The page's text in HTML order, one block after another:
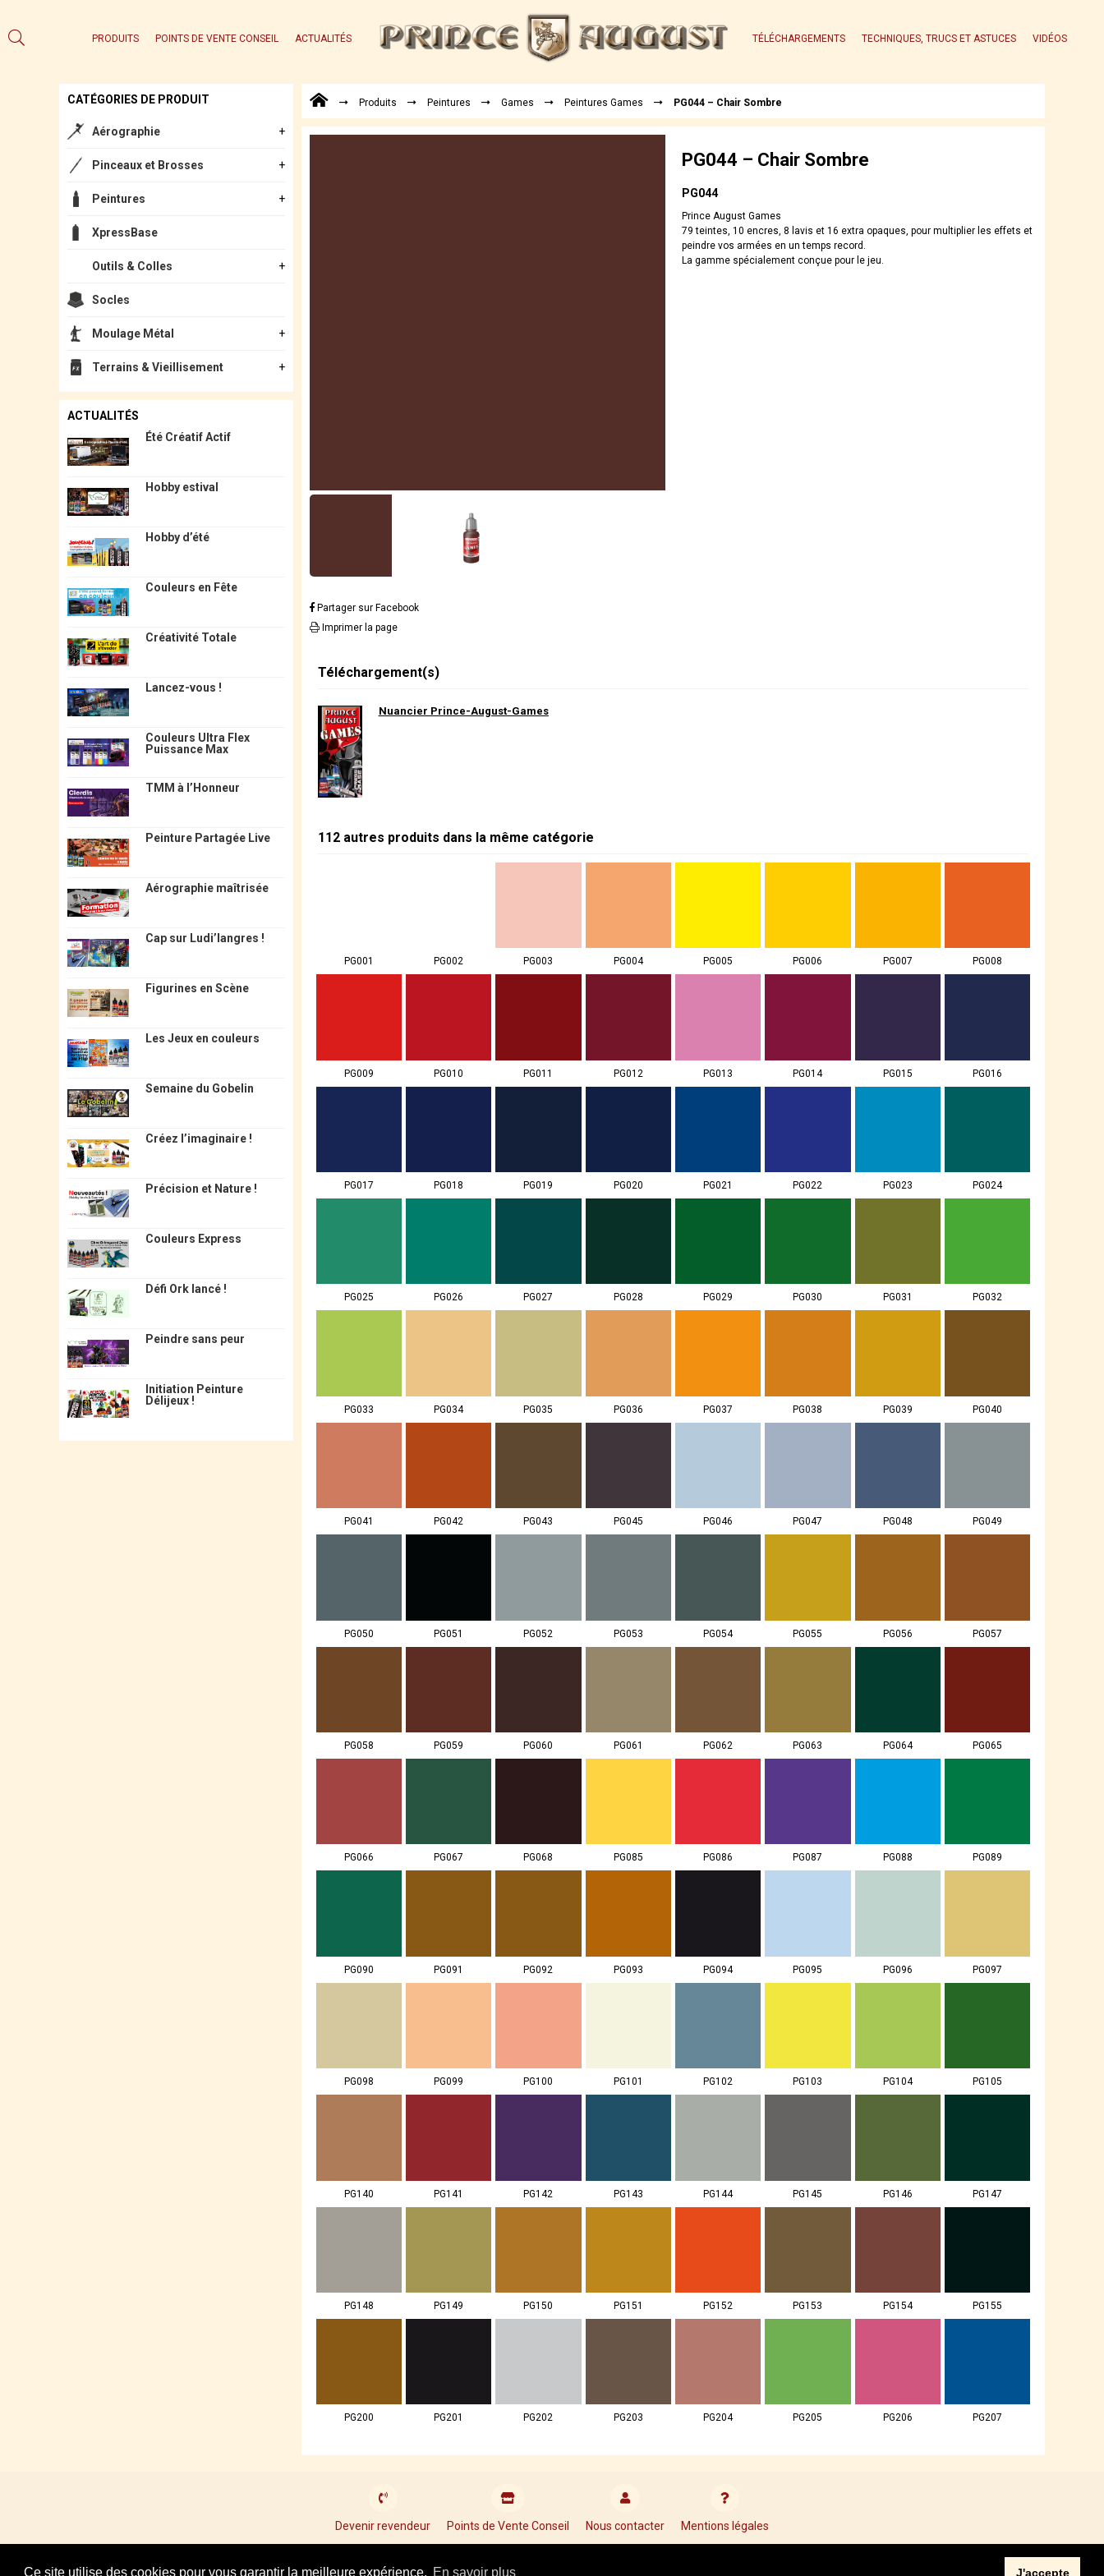
Ce site utilise des cookies pour vous garantir la meilleure expérience. En savoir plus J'accepte
PRODUITS POINTS DE VENTE CONSEIL ACTUALITÉS TÉLÉCHARGEMENTS TECHNIQUES, TRUCS ET ASTUCES VIDÉOS
CATÉGORIES DE PRODUIT
Aérographie
Pinceaux et Brosses
Peintures
XpressBase
Outils & Colles
Socles
Moulage Métal
Terrains & Vieillisement
ACTUALITÉS
Été Créatif Actif
Hobby estival
Hobby d’été
Couleurs en Fête
Créativité Totale
Lancez-vous !
Couleurs Ultra Flex
Puissance Max
TMM à l’Honneur
Peinture Partagée Live
Aérographie maîtrisée
Cap sur Ludi’langres !
Figurines en Scène
Les Jeux en couleurs
Semaine du Gobelin
Créez l’imaginaire !
Précision et Nature !
Couleurs Express
Défi Ork lancé !
Peindre sans peur
Initiation Peinture
Délijeux !
Produits Peintures Games Peintures Games PG044 – Chair Sombre
Partager sur Facebook
Imprimer la page
PG044 – Chair Sombre
PG044
Prince August Games
79 teintes, 10 encres, 8 lavis et 16 extra opaques, pour multiplier les effets et
peindre vos armées en un temps record.
La gamme spécialement conçue pour le jeu.
Téléchargement(s)
Nuancier Prince-August-Games
112 autres produits dans la même catégorie
PG001 PG002 PG003 PG004 PG005 PG006 PG007 PG008
PG009 PG010 PG011 PG012 PG013 PG014 PG015 PG016
PG017 PG018 PG019 PG020 PG021 PG022 PG023 PG024
PG025 PG026 PG027 PG028 PG029 PG030 PG031 PG032
PG033 PG034 PG035 PG036 PG037 PG038 PG039 PG040
PG041 PG042 PG043 PG045 PG046 PG047 PG048 PG049
PG050 PG051 PG052 PG053 PG054 PG055 PG056 PG057
PG058 PG059 PG060 PG061 PG062 PG063 PG064 PG065
PG066 PG067 PG068 PG085 PG086 PG087 PG088 PG089
PG090 PG091 PG092 PG093 PG094 PG095 PG096 PG097
PG098 PG099 PG100 PG101 PG102 PG103 PG104 PG105
PG140 PG141 PG142 PG143 PG144 PG145 PG146 PG147
PG148 PG149 PG150 PG151 PG152 PG153 PG154 PG155
PG200 PG201 PG202 PG203 PG204 PG205 PG206 PG207
Devenir revendeur Points de Vente Conseil Nous contacter Mentions légales
Tel : +33 01 34 87 40 05